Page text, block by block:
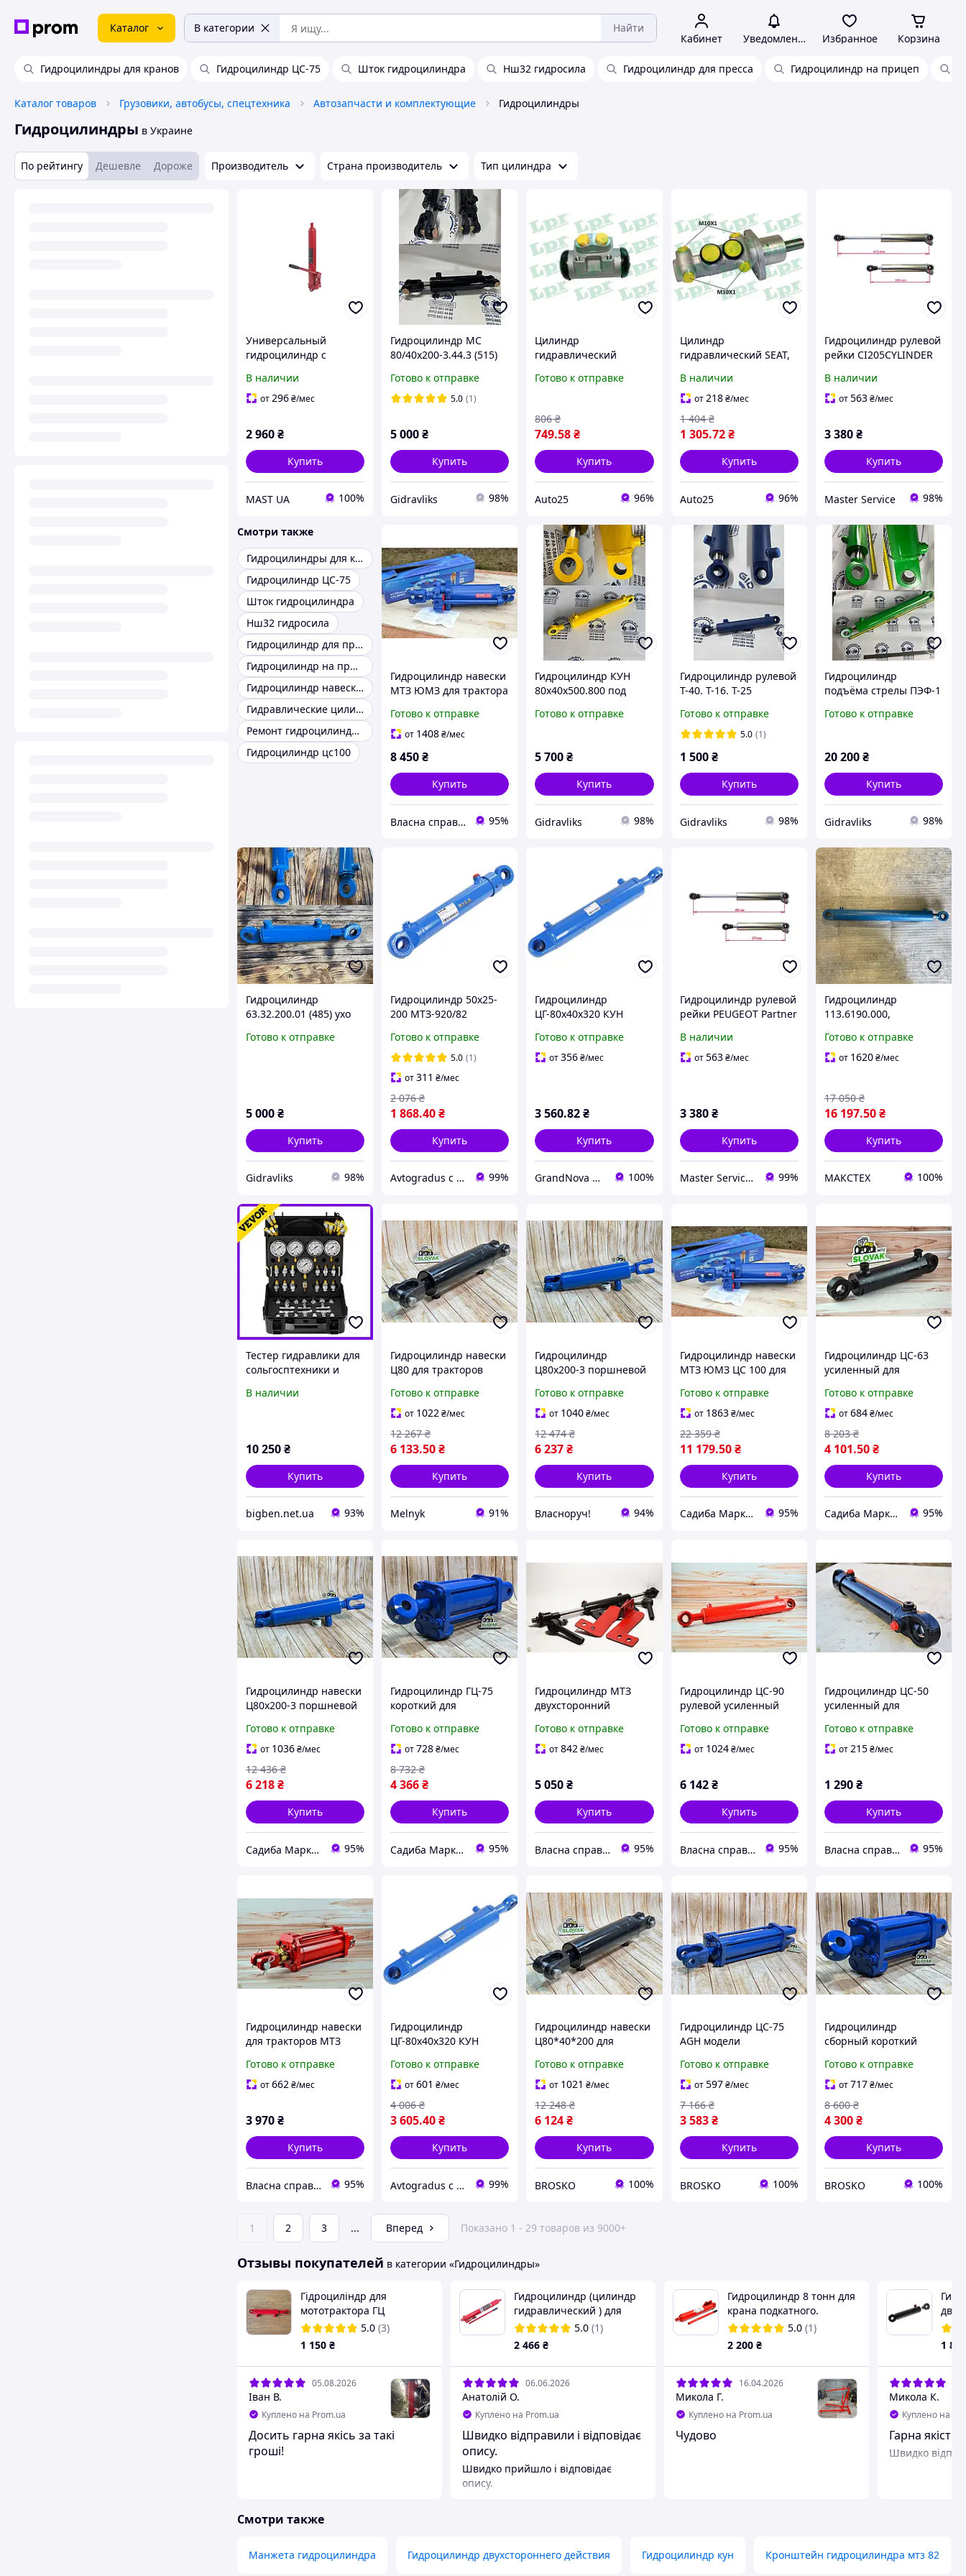
Каталог В категории Найти
Кабинет Уведомления Избранное Корзина
Гидроцилиндры для кранов Гидроцилиндр ЦС-75 Шток гидроцилиндра Нш32 гидросила Гидроцилиндр для пресса Гидроцилиндр на прицеп
Каталог товаров Грузовики, автобусы, спецтехника Автозапчасти и комплектующие Гидроцилиндры
Гидроцилиндры в Украине
По рейтингу Дешевле Дороже Производитель Страна производитель Тип цилиндра
Универсальный
гидроцилиндр с
В наличии
от296₴/мес
2 960₴
Купить
MAST UA 100%
Гидроцилиндр МС
80/40х200-3.44.3 (515)
тракторов
Готово к отправке
5.0 (1)
5 000₴
Купить
Gidravliks 98%
Цилиндр
гидравлический
LPR4857
Готово к отправке
749.58₴
806 ₴
Купить
Auto25 96%
Цилиндр
гидравлический SEAT,
В наличии
от218 ₴/мес
1 305.72 ₴
1 404 ₴
Купить
Auto25 96%
Гидроцилиндр рулевой
рейки CI205CYLINDER
Citroen Xsara Picasso
99-10
В наличии
от563₴/мес
3 380₴
Купить
Master Service 98%
Смотри также
Гидроцилиндры для кранов
Гидроцилиндр ЦС-75
Шток гидроцилиндра
Нш32 гидросила
Гидроцилиндр для пресса
Гидроцилиндр на прицеп
Гидроцилиндр навески МТЗ
Гидравлические цилиндры
Ремонт гидроцилиндров
Гидроцилиндр цс100
Гидроцилиндр навески
МТЗ ЮМЗ для трактора
преобразования
энергии жидкости в
Готово к отправке
от 1408₴/мес
8 450₴
Купить
Власна справа! 95%
Гидроцилиндр КУН
80х40х500.800 под
3(4).22(800)
Готово к отправке
5 700₴
Купить
Gidravliks 98%
Гидроцилиндр рулевой
Т-40. Т-16. Т-25
20 ( ход штока 250 мм)
МС40/25х250-3.
Готово к отправке
5.0 (1)
1 500 ₴
Купить
Gidravliks 98%
Гидроцилиндр
подъёма стрелы ПЭФ-1
100×60×800×1130.050
Готово к отправке
20 200₴
Купить
Gidravliks 98%
Гидроцилиндр
63.32.200.01 (485) ухо
Готово к отправке
5 000₴
Купить
Gidravliks 98%
Гидроцилиндр 50х25-
200 МТЗ-920/82
подвода, 90 град +
заглушка на 0 град)
(пр-во SILA AC),
Готово к отправке
5.0 (1)
от311 ₴/мес
1 868.40₴
2 076 ₴
Купить
Avtogradus с НДС 99%
Гидроцилиндр
ЦГ-80х40х320 КУН
подшипниками) (пр-во
S.I.L.A. AC) ГЦ80.40.320
Готово к отправке
от356₴/мес
3 560.82₴
Купить
GrandNova с НДС 100%
Гидроцилиндр рулевой
рейки PEUGEOT Partner
Berlingo 96-08, Xsara
Picasso 99-10, Xsara 00-
В наличии
от563 ₴/мес
3 380 ₴
Купить
Master Service Львов 99%
Гидроцилиндр
113.6190.000,
рукоятью экскаватора
Борекс ЭО-2101,
Готово к отправке
от 1620₴/мес
16 197.50₴
17 050 ₴
Купить
МАКСТЕХ 100%
Тестер гидравлики для
сольгосптехники и
10 100 250 400 600 бар
диагностики. PP
В наличии
10 250₴
Купить
bigben.net.ua 93%
Гидроцилиндр навески
Ц80 для тракторов
двусторонний
поршневый для
подъема нагрузок
Готово к отправке
от 1022₴/мес
6 133.50₴
12 267 ₴
Купить
Melnyk 91%
Гидроцилиндр
Ц80х200-3 поршневой
ЛТЗ-55 двустороннего
действия 200 мм 16
МПа
Готово к отправке
от 1040₴/мес
6 237₴
12 474 ₴
Купить
Власноруч! 94%
Гидроцилиндр навески
МТЗ ЮМЗ ЦС 100 для
механизм для
преобразования
энергии
Готово к отправке
от 1863 ₴/мес
11 179.50 ₴
22 359 ₴
Купить
Садиба Маркет 95%
Гидроцилиндр ЦС-63
усиленный для
техники с диаметром
30 мм и выходом 175
мм
Готово к отправке
от684₴/мес
4 101.50₴
8 203 ₴
Купить
Садиба Маркет 95%
Гидроцилиндр навески
Ц80х200-3 поршневой
действия для
тракторов ЮМЗ-6
ЛТЗ-55 для
навешивания
Готово к отправке
от 1036₴/мес
6 218₴
12 436 ₴
Купить
Садиба Маркет 95%
Гидроцилиндр ГЦ-75
короткий для
сельхозмашин
обеспечивает
управление рабочими
органами
Готово к отправке
от728₴/мес
4 366₴
8 732 ₴
Купить
Садиба Маркет 95%
Гидроцилиндр МТЗ
двухсторонний
тракторов МТЗ и ЮМЗ
с наконечниками и
Готово к отправке
от842₴/мес
5 050₴
Купить
Власна справа! 95%
Гидроцилиндр ЦС-90
рулевой усиленный
повышенной
прочности
Готово к отправке
от 1024 ₴/мес
6 142 ₴
Купить
Власна справа! 95%
Гидроцилиндр ЦС-50
усиленный для
рулевой для надежной
работы оборудования
Готово к отправке
от215₴/мес
1 290₴
Купить
Власна справа! 95%
Гидроцилиндр навески
для тракторов МТЗ
механизм для
управления навесным
Готово к отправке
от662₴/мес
3 970₴
Купить
Власна справа! 95%
Гидроцилиндр
ЦГ-80х40х320 КУН
подшипниками) (пр-во
SILA AC), ГЦ80.40.320
Готово к отправке
от601 ₴/мес
3 605.40₴
4 006 ₴
Купить
Avtogradus с НДС 99%
Гидроцилиндр навески
Ц80*40*200 для
Мелитополя, Украина,
высокое качество и
надежность
Готово к отправке
от 1021 ₴/мес
6 124₴
12 248 ₴
Купить
BROSKO 100%
Гидроцилиндр ЦС-75
AGH модели
надежной работы
вашего оборудования
Готово к отправке
от597 ₴/мес
3 583 ₴
7 166 ₴
Купить
BROSKO 100%
Гидроцилиндр
сборный короткий
техники ЦС-75 AGH с
высокой
производительностью
Готово к отправке
от717₴/мес
4 300₴
8 600 ₴
Купить
BROSKO 100%
1 2 3 ... Вперед Показано 1 - 29 товаров из 9000+
Отзывы покупателей в категории «Гидроцилиндры»
Гідроциліндр для
мототрактора ГЦ
40.25.200.390.20
5.0 (3)
1 150 ₴
05.08.2026
Іван В.
Куплено на Prom.ua
Досить гарна якісь за такі
гроші!
Гидроцилиндр (цилиндр
гидравлический ) для
крана 5 тонн Profline
97115
5.0 (1)
2 466 ₴
06.06.2026
Анатолій О.
Куплено на Prom.ua
Швидко відправили і відповідає
опису.
Швидко прийшло і відповідає
опису.
Гидроцилиндр 8 тонн для
крана подкатного.
Гидрошток для крана.
Гидравлический цилиндр
5.0 (1)
2 200 ₴
16.04.2026
Микола Г.
Куплено на Prom.ua
Чудово
1 816
Микола К.
Куплено на
Гарна
Швидко
Смотри также
Манжета гидроцилиндра Гидроцилиндр двухстороннего действия Гидроцилиндр кун Кронштейн гидроцилиндра мтз 82